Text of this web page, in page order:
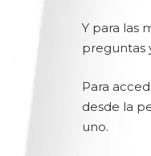
Y para las
preguntas
Para
desde la
uno.